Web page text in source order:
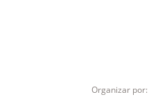
Organizar por: